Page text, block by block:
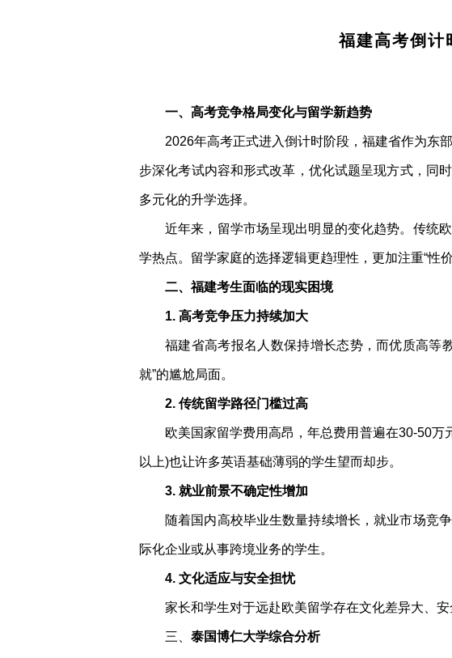
福建高考倒计
一、高考竞争格局变化与留学新趋势
2026年高考正式进入倒计时阶段，福建省作为东
步深化考试内容和形式改革，优化试题呈现方式，同
多元化的升学选择。
近年来，留学市场呈现出明显的变化趋势。传统
学热点。留学家庭的选择逻辑更趋理性，更加注重“性
二、福建考生面临的现实困境
1. 高考竞争压力持续加大
福建省高考报名人数保持增长态势，而优质高等
就”的尴尬局面。
2. 传统留学路径门槛过高
欧美国家留学费用高昂，年总费用普遍在30-50
以上)也让许多英语基础薄弱的学生望而却步。
3. 就业前景不确定性增加
随着国内高校毕业生数量持续增长，就业市场竞
际化企业或从事跨境业务的学生。
4. 文化适应与安全担忧
家长和学生对于远赴欧美留学存在文化差异大、
三、 泰国博仁大学综合分析